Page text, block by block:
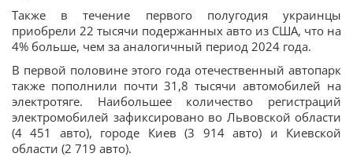
Также в течение первого полугодия украинцы
приобрели 22 тысячи подержанных авто из США, что на
4% больше, чем за аналогичный период 2024 года.
В первой половине этого года отечественный автопарк
также пополнили почти 31,8 тысячи автомобилей на
электротяге. Наибольшее количество регистраций
электромобилей зафиксировано во Львовской области
(4 451 авто), городе Киев (3 914 авто) и Киевской
области (2 719 авто).